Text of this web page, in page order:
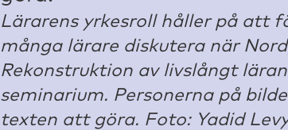
Lärarens yrkesroll håller på att
många lärare diskutera när
Rekonstruktion av livslångt
seminarium. Personerna på
texten att göra. Foto: Yadid